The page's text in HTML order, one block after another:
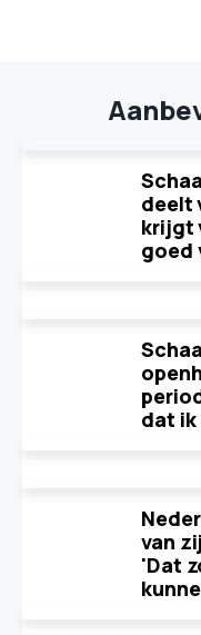
deelt
krijgt
goed
dat ik
van
'Dat